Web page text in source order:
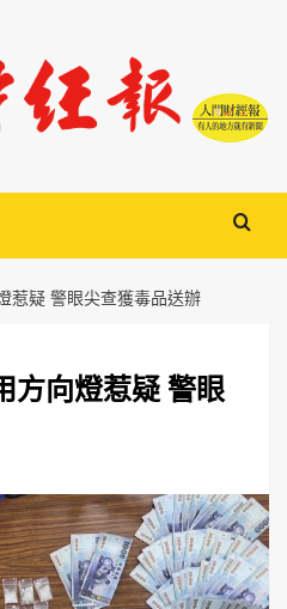
惹疑 警眼尖查獲毒品送辦
方向燈惹疑 警眼